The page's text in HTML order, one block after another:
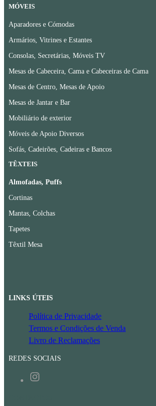
MÓVEIS
Aparadores e Cómodas
Armários, Vitrines e Estantes
Consolas, Secretárias, Móveis TV
Mesas de Cabeceira, Cama e Cabeceiras de Cama
Mesas de Centro, Mesas de Apoio
Mesas de Jantar e Bar
Mobiliário de exterior
Móveis de Apoio Diversos
Sofás, Cadeirões, Cadeiras e Bancos
TÊXTEIS
Almofadas, Puffs
Cortinas
Mantas, Colchas
Tapetes
Têxtil Mesa
LINKS ÚTEIS
Política de Privacidade
Termos e Condições de Venda
Livro de Reclamações
REDES SOCIAIS